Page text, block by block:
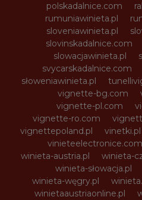
polskadalnice.com
rumuniawinieta.pl
sloveniawinieta.pl
slovinskadalnice.com
slowacjawinieta.pl
svycarskadalnice.com
słoweniawinieta.pl
vignette-bg.com
vignette-pl.com
vignette-ro.com
vignettepoland.pl
vinetki.pl
vinieteelectronice.com
winieta-austria.pl
winieta-
winieta-słowacja.pl
winieta-węgry.pl
winietaaustriaonline.pl